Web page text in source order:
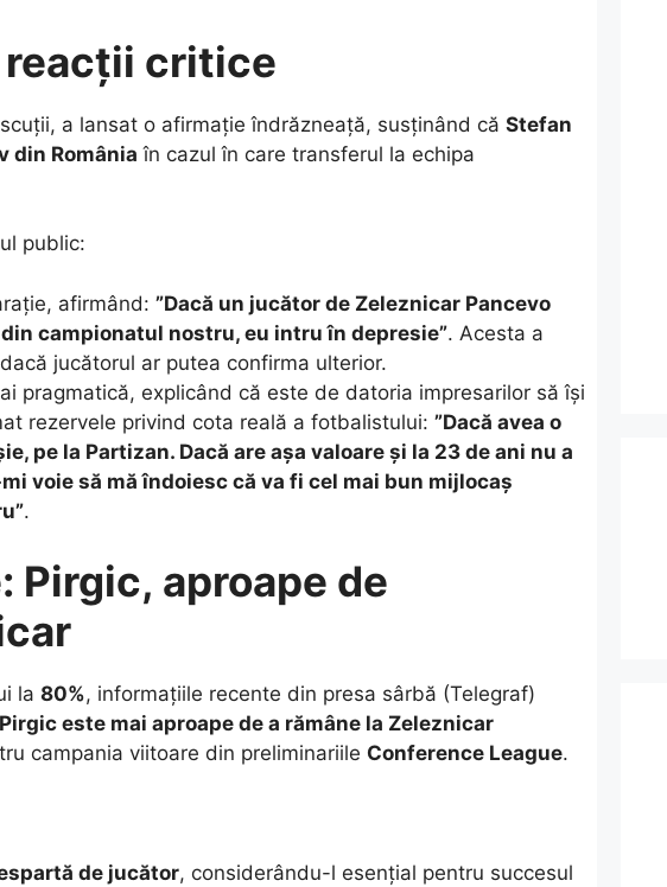
critice
a lansat o afirmație îndrăzneață, susținând că Stefan
din România în cazul în care transferul la echipa
public:
afirmând: ”Dacă un jucător de Zeleznicar Pancevo
campionatul nostru, eu intru în depresie”. Acesta a
jucătorul ar putea confirma ulterior.
pragmatică, explicând că este de datoria impresarilor să își
rezervele privind cota reală a fotbalistului: ”Dacă avea o
pe la Partizan. Dacă are așa valoare și la 23 de ani nu a
voie să mă îndoiesc că va fi cel mai bun mijlocaș
.
Pirgic, aproape de
la 80%, informațiile recente din presa sârbă (Telegraf)
este mai aproape de a rămâne la Zeleznicar
campania viitoare din preliminariile Conference League.
de jucător, considerându-l esențial pentru succesul